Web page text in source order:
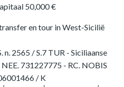
50,000 €
en tour in West-Sicilië
n. 2565 / S.7 TUR - Siciliaanse
731227775 - RC. NOBIS
/ K